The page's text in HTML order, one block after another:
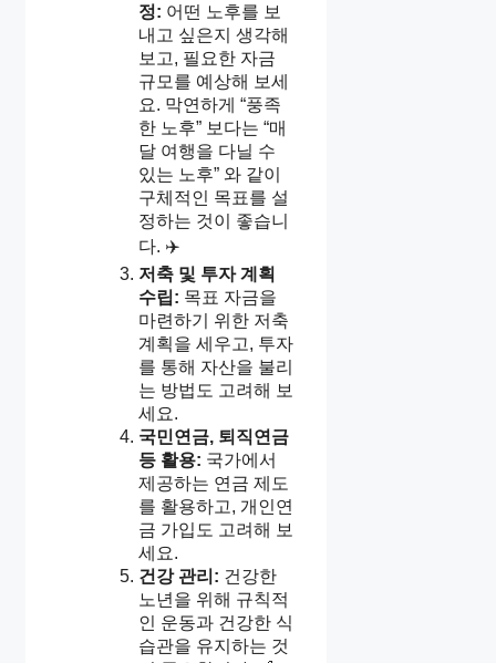
정: 어떤 노후를 보
내고 싶은지 생각해
보고, 필요한 자금
규모를 예상해 보세
요. 막연하게 “풍족
한 노후” 보다는 “매
달 여행을 다닐 수
있는 노후” 와 같이
구체적인 목표를 설
정하는 것이 좋습니
다. ✈️
저축 및 투자 계획
수립: 목표 자금을
마련하기 위한 저축
계획을 세우고, 투자
를 통해 자산을 불리
는 방법도 고려해 보
세요.
국민연금, 퇴직연금
등 활용: 국가에서
제공하는 연금 제도
를 활용하고, 개인연
금 가입도 고려해 보
세요.
건강 관리: 건강한
노년을 위해 규칙적
인 운동과 건강한 식
습관을 유지하는 것